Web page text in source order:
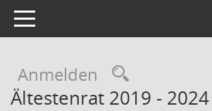
Toggle navigation
Anmelden
Ältestenrat 2019 -